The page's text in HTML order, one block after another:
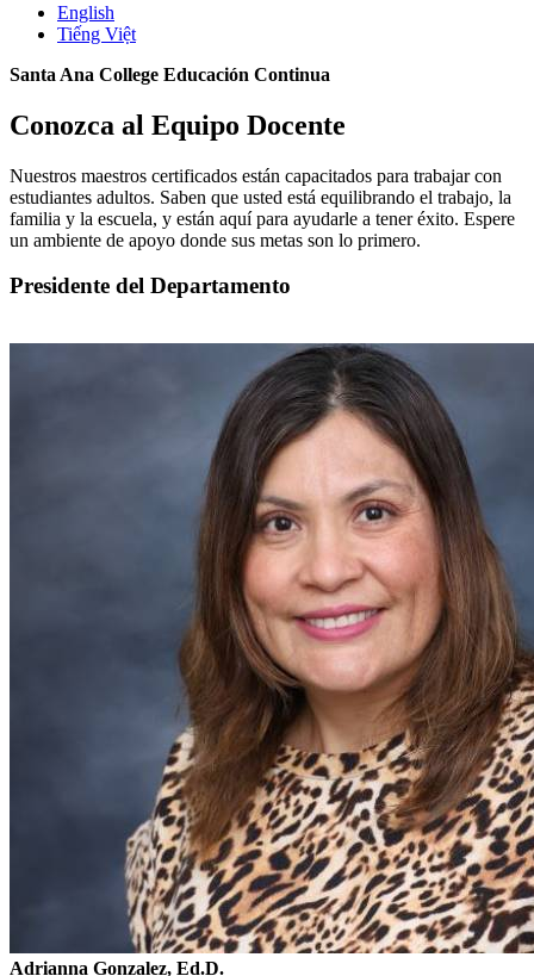
English
Tiếng Việt
Santa Ana College Educación Continua
Conozca al Equipo Docente
Nuestros maestros certificados están capacitados para trabajar con
estudiantes adultos. Saben que usted está equilibrando el trabajo, la
familia y la escuela, y están aquí para ayudarle a tener éxito. Espere
un ambiente de apoyo donde sus metas son lo primero.
Presidente del Departamento
Adrianna Gonzalez, Ed.D.